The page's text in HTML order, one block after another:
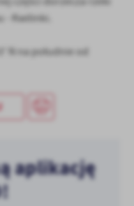
mediów
- Kwilinki.
N na południe od
aplikację